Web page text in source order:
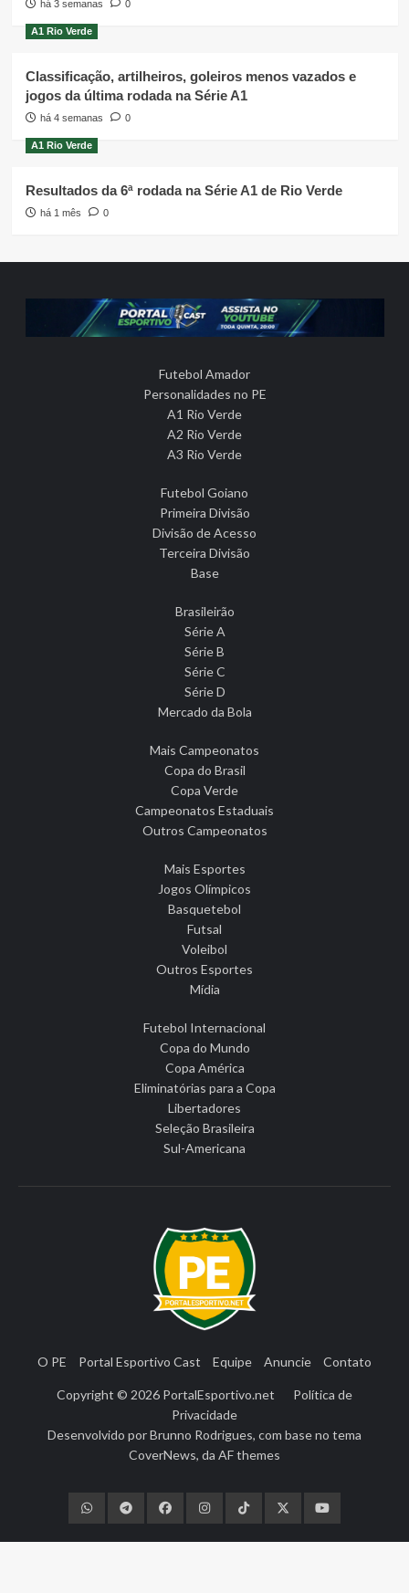
há 3 semanas 0
A1 Rio Verde
Classificação, artilheiros, goleiros menos vazados e
jogos da última rodada na Série A1
há 4 semanas 0
A1 Rio Verde
Resultados da 6ª rodada na Série A1 de Rio Verde
há 1 mês 0
Futebol Amador
Personalidades no PE
A1 Rio Verde
A2 Rio Verde
A3 Rio Verde
Futebol Goiano
Primeira Divisão
Divisão de Acesso
Terceira Divisão
Base
Brasileirão
Série A
Série B
Série C
Série D
Mercado da Bola
Mais Campeonatos
Copa do Brasil
Copa Verde
Campeonatos Estaduais
Outros Campeonatos
Mais Esportes
Jogos Olímpicos
Basquetebol
Futsal
Voleibol
Outros Esportes
Mídia
Futebol Internacional
Copa do Mundo
Copa América
Eliminatórias para a Copa
Libertadores
Seleção Brasileira
Sul-Americana
O PE Portal Esportivo Cast Equipe Anuncie Contato
Copyright © 2026 PortalEsportivo.net
Política de
Privacidade
Desenvolvido porBrunno Rodrigues, com base no tema
CoverNews, da AF themes